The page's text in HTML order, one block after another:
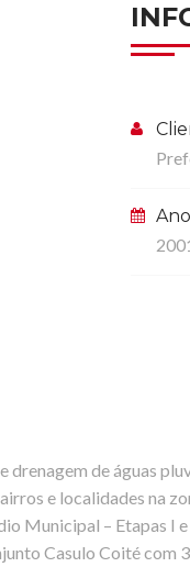
Ano
drenagem de águas
e localidades na
Municipal – Etapas I
Casulo Coité com